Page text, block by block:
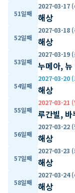
51일째
2027-03-17 (
해상
52일째
2027-03-18 (
해상
53일째
2027-03-19 (
누메아,
54일째
2027-03-20 (
해상
55일째
2027-03-21 (
루간빌, 바
56일째
2027-03-22 (
해상
57일째
2027-03-23 (
해상
58일째
2027-03-24 (
해상